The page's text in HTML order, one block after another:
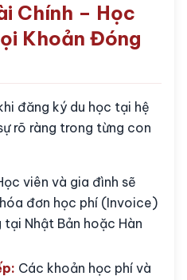
Chính – Học
Khoản Đóng
đăng ký du học tại hệ
rõ ràng trong từng con
viên và gia đình sẽ
đơn học phí (Invoice)
Nhật Bản hoặc Hàn
Các khoản học phí và